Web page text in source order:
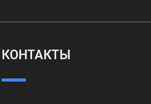
КОНТАКТЫ